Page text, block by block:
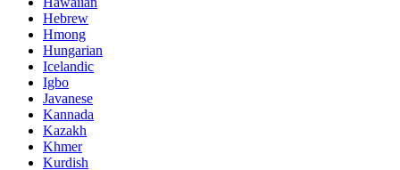
Hebrew
Hmong
Hungarian
Icelandic
Igbo
Javanese
Kannada
Kazakh
Khmer
Kurdish